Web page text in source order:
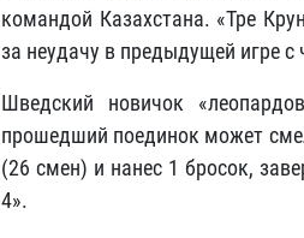
командой Казахстана. «Тре
за неудачу в предыдущей игре
Шведский новичок
прошедший поединок может
(26 смен) и нанес 1 бросок,
4».